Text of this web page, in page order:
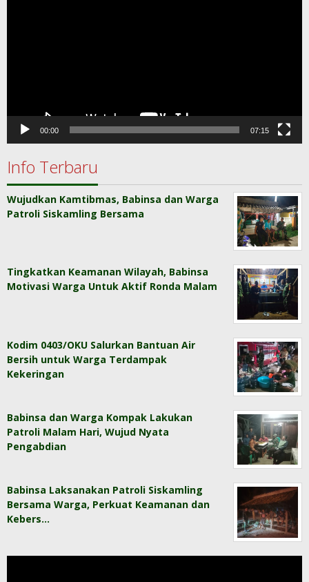
00:00 07:15
Info Terbaru
Wujudkan Kamtibmas, Babinsa dan Warga
Patroli Siskamling Bersama
Tingkatkan Keamanan Wilayah, Babinsa
Motivasi Warga Untuk Aktif Ronda Malam
Kodim 0403/OKU Salurkan Bantuan Air
Bersih untuk Warga Terdampak
Kekeringan
Babinsa dan Warga Kompak Lakukan
Patroli Malam Hari, Wujud Nyata
Pengabdian
Babinsa Laksanakan Patroli Siskamling
Bersama Warga, Perkuat Keamanan dan
Kebers…